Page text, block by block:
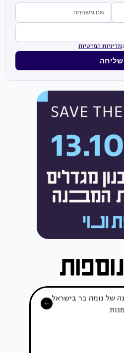
ומדיניות הפרטיות
שליחה